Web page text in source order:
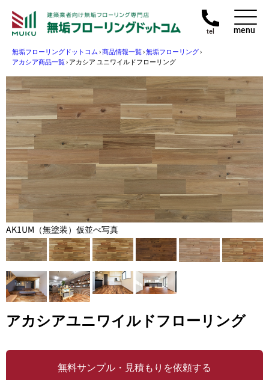
tel menu
無垢フローリングドットコム›商品情報一覧›無垢フローリング›
アカシア商品一覧›アカシア ユニワイルドフローリング
AK1UM（無塗装）仮並べ写真
アカシアユニワイルドフローリング
無料サンプル・見積もりを依頼する